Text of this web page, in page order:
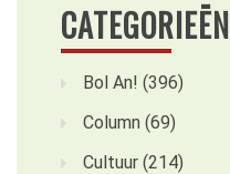
CATEGORIEËN
Bol An! (396)
Column (69)
Cultuur (214)